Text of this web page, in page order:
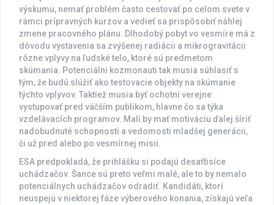
výskumu, nemať problém často cestovať po celom svete v
rámci prípravných kurzov a vedieť sa prispôsobiť náhlej
zmene pracovného plánu. Dlhodobý pobyt vo vesmíre má z
dôvodu vystavenia sa zvýšenej radiácii a mikrogravitácii
rôzne vplyvy na ľudské telo, ktoré sú predmetom
skúmania. Potenciálni kozmonauti tak musia súhlasiť s
tým, že budú slúžiť ako testovacie objekty na skúmanie
týchto vplyvov. Taktiež musia byť ochotní verejne
vystupovať pred väčším publikom, hlavne čo sa týka
vzdelávacích programov. Mali by mať motiváciu ďalej šíriť
nadobudnuté schopnosti a vedomosti mladšej generácii,
či už pred alebo po vesmírnej misii.
ESA predpokladá, že prihlášku si podajú desaťtisíce
uchádzačov. Šance sú preto veľmi malé, ale to by nemalo
potenciálnych uchádzačov odradiť. Kandidáti, ktorí
neuspejú v niektorej fáze výberového konania, získajú veľa